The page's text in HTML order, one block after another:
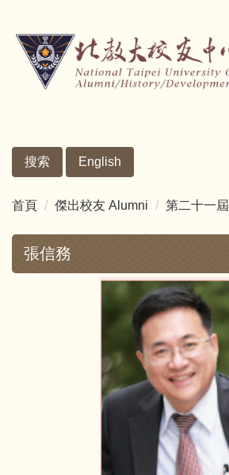
到
搜索 English
首頁 傑出校友 Alumni 第二十一屆
張信務